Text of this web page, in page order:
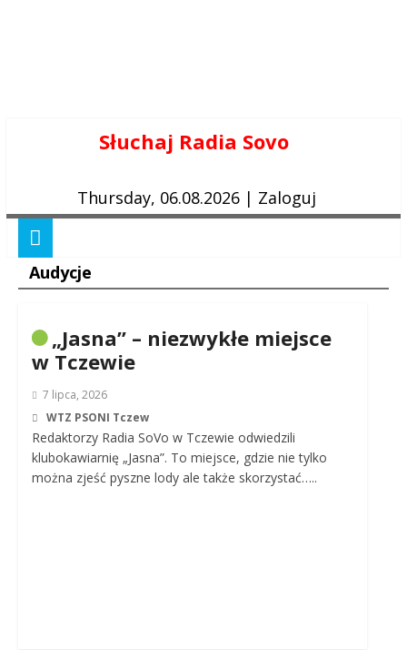
Słuchaj Radia Sovo
Thursday, 06.08.2026 | Zaloguj
Audycje
„Jasna” – niezwykłe miejsce
w Tczewie
7 lipca, 2026
WTZ PSONI Tczew
Redaktorzy Radia SoVo w Tczewie odwiedzili
klubokawiarnię „Jasna”. To miejsce, gdzie nie tylko
można zjeść pyszne lody ale także skorzystać…..